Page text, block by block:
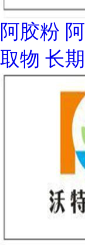
阿胶粉
取物 长